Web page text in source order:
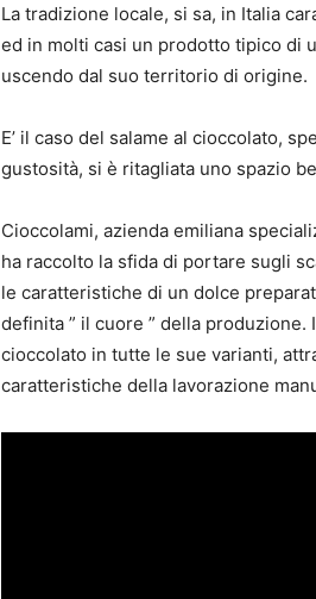
La tradizione locale, si sa, in Italia
ed in molti casi un prodotto tipico di
uscendo dal suo territorio di origine.
E’ il caso del salame al cioccolato,
gustosità, si è ritagliata uno spazio
Cioccolami, azienda emiliana
ha raccolto la sfida di portare sugli
le caratteristiche di un dolce
definita ” il cuore ” della produzione.
cioccolato in tutte le sue varianti,
caratteristiche della lavorazione